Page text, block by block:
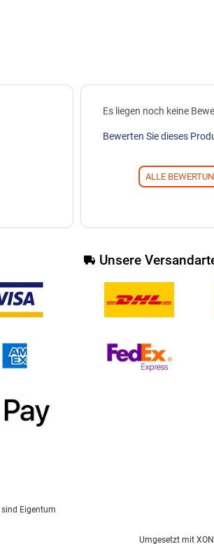
Es liegen noch keine
Bewerten Sie dieses
ALLE
Unsere
Eigentum
Umgesetzt mit